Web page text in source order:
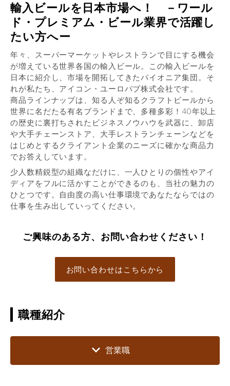
輸入ビールを日本市場へ！ －ワール
ド・プレミアム・ビール業界で活躍し
たい方へー
年々、スーパーマーケットやレストランで目にする機会
が増えている世界各国の輸入ビール。この輸入ビールを
日本に紹介し、市場を開拓してきたパイオニア集団。そ
れが私たち、アイコン・ユーロパブ株式会社です。
商品ラインナップは、知る人ぞ知るクラフトビールから
世界に名だたる有名ブランドまで、多種多彩！40年以上
の歴史に裏打ちされたビジネスノウハウを武器に、卸店
や大手チェーンストア、大手レストランチェーンなどを
はじめとするクライアント企業のニーズに確かな商品力
でお答えしています。
少人数精鋭型の組織なだけに、一人ひとりの個性やアイ
ディアをフルに活かすことができるのも、当社の魅力の
ひとつです。自由度の高い仕事環境であなたならではの
仕事を生み出していってください。
ご興味のある方、お問い合わせください！
お問い合わせはこちらから
職種紹介
営業職